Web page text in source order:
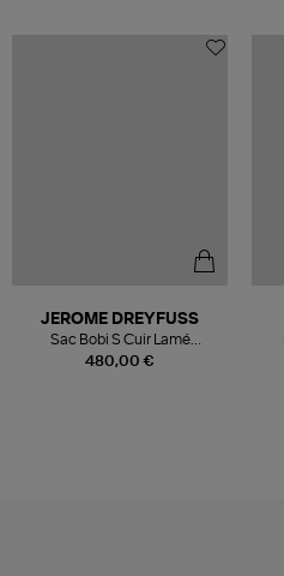
480,00 €
JEROME DREYFUSS
Sac Bobi S Cuir Lamé
Champagne